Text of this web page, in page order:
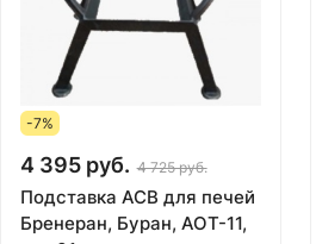
-7%
4 395 руб. 4 725 руб.
Подставка АСВ для печей
Бренеран, Буран, АОТ-11,